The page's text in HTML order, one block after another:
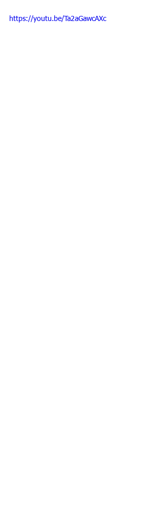
https://youtu.be/Ta2aGawcAXc